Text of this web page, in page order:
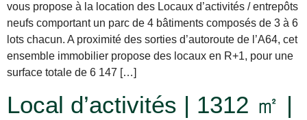
vous propose à la location des Locaux d’activités / entrepôts
neufs comportant un parc de 4 bâtiments composés de 3 à 6
lots chacun. A proximité des sorties d’autoroute de l’A64, cet
ensemble immobilier propose des locaux en R+1, pour une
surface totale de 6 147 […]
Local d’activités | 1312 ㎡ |